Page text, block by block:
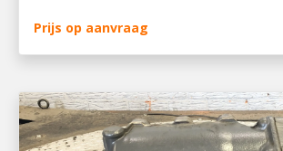
Prijs op aanvraag